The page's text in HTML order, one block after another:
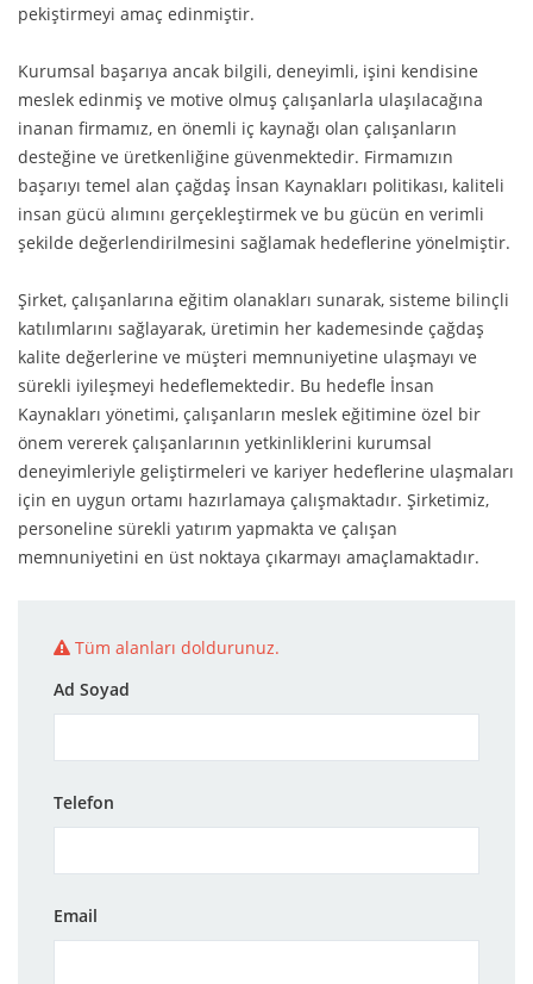
pekiştirmeyi amaç edinmiştir.
Kurumsal başarıya ancak bilgili, deneyimli, işini kendisine
meslek edinmiş ve motive olmuş çalışanlarla ulaşılacağına
inanan firmamız, en önemli iç kaynağı olan çalışanların
desteğine ve üretkenliğine güvenmektedir. Firmamızın
başarıyı temel alan çağdaş İnsan Kaynakları politikası, kaliteli
insan gücü alımını gerçekleştirmek ve bu gücün en verimli
şekilde değerlendirilmesini sağlamak hedeflerine yönelmiştir.
Şirket, çalışanlarına eğitim olanakları sunarak, sisteme bilinçli
katılımlarını sağlayarak, üretimin her kademesinde çağdaş
kalite değerlerine ve müşteri memnuniyetine ulaşmayı ve
sürekli iyileşmeyi hedeflemektedir. Bu hedefle İnsan
Kaynakları yönetimi, çalışanların meslek eğitimine özel bir
önem vererek çalışanlarının yetkinliklerini kurumsal
deneyimleriyle geliştirmeleri ve kariyer hedeflerine ulaşmaları
için en uygun ortamı hazırlamaya çalışmaktadır. Şirketimiz,
personeline sürekli yatırım yapmakta ve çalışan
memnuniyetini en üst noktaya çıkarmayı amaçlamaktadır.
Tüm alanları doldurunuz.
Ad Soyad
Telefon
Email